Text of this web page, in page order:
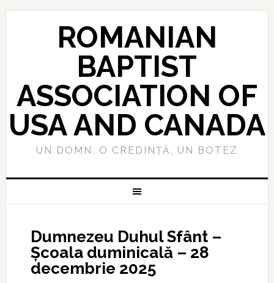
ROMANIAN
BAPTIST
ASSOCIATION OF
USA AND CANADA
UN DOMN, O CREDINȚĂ, UN BOTEZ
Dumnezeu Duhul Sfânt –
Școala duminicală – 28
decembrie 2025